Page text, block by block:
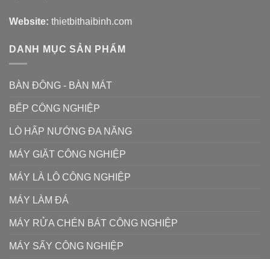
Website: thietbithaibinh.com
DANH MỤC SẢN PHẨM
BÀN ĐÔNG - BÀN MÁT
BẾP CÔNG NGHIỆP
LÒ HẤP NƯỚNG ĐA NĂNG
MÁY GIẶT CÔNG NGHIỆP
MÁY LÀ LÔ CÔNG NGHIỆP
MÁY LÀM ĐÁ
MÁY RỬA CHÉN BÁT CÔNG NGHIỆP
MÁY SẤY CÔNG NGHIỆP